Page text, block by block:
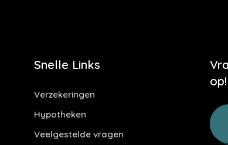
Snelle Links
Verzekeringen
Hypotheken
Veelgestelde vragen
op!